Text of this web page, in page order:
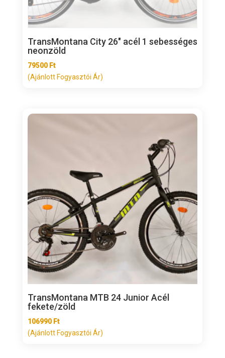
TransMontana City 26″ acél 1 sebességes
neonzöld
79500 Ft
(Ajánlott Fogyasztói Ár)
TransMontana MTB 24 Junior Acél
fekete/zöld
106990 Ft
(Ajánlott Fogyasztói Ár)